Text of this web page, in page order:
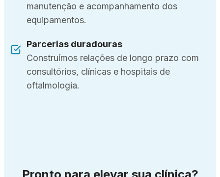
manutenção e acompanhamento dos
equipamentos.
Parcerias duradouras
Construímos relações de longo prazo com
consultórios, clínicas e hospitais de
oftalmologia.
Pronto para elevar sua clínica?